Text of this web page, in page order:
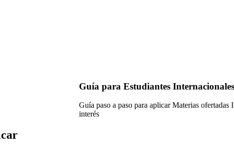
Guía para Estudiantes Internacionales
Guía paso a paso para aplicar Materias ofertadas
interés